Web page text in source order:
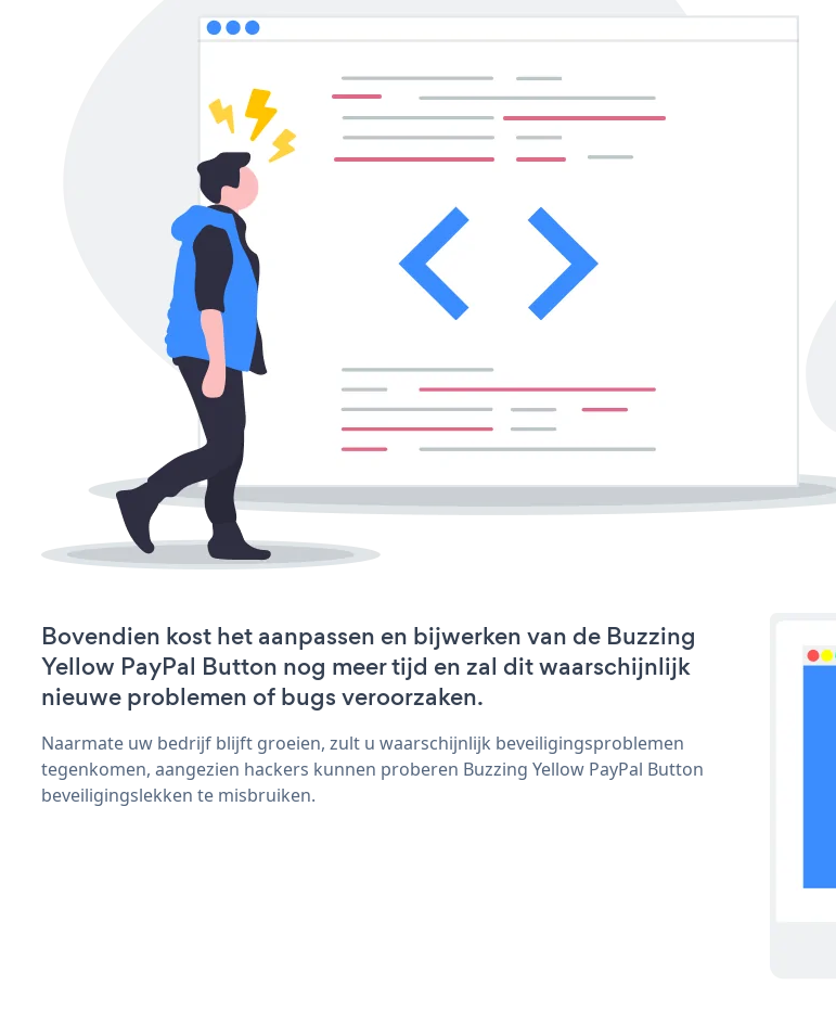
Bovendien kost het aanpassen en bijwerken van de Buzzing
Yellow PayPal Button nog meer tijd en zal dit waarschijnlijk
nieuwe problemen of bugs veroorzaken.
Naarmate uw bedrijf blijft groeien, zult u waarschijnlijk beveiligingsproblemen
tegenkomen, aangezien hackers kunnen proberen Buzzing Yellow PayPal Button
beveiligingslekken te misbruiken.